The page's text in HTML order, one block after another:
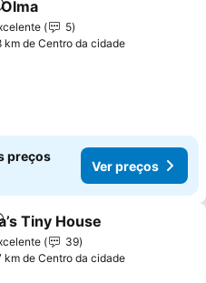
aos favoritos
5
km de Centro da cidade
preços
Ver preços
aos favoritos
Tiny House
39
km de Centro da cidade